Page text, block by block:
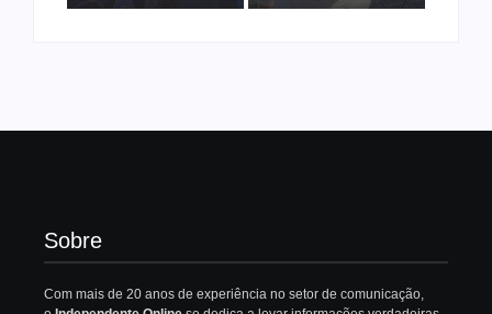
Sobre
Com mais de 20 anos de experiência no setor de comunicação,